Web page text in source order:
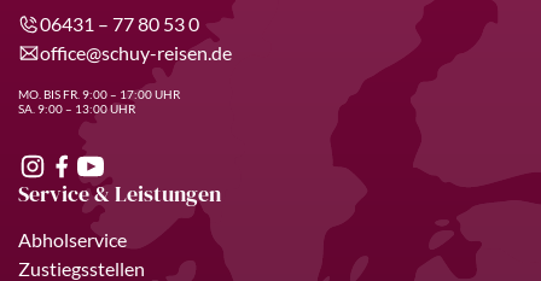
06431 – 77 80 53 0
office@schuy-reisen.de
MO. BIS FR. 9:00 – 17:00 UHR
SA. 9:00 – 13:00 UHR
Service & Leistungen
Abholservice
Zustiegsstellen